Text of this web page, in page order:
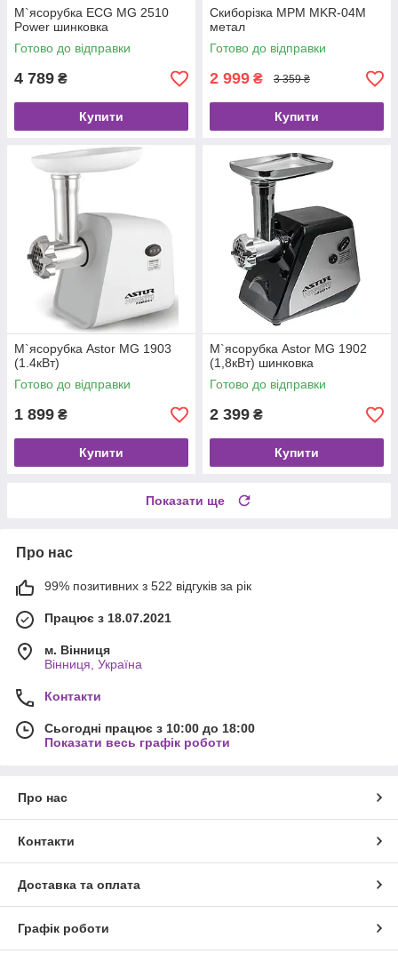
М`ясорубка ECG MG 2510
Power шинковка
Готово до відправки
4 789 ₴
Купити
Скиборізка MPM MKR-04M
метал
Готово до відправки
2 999 ₴ 3 359 ₴
Купити
М`ясорубка Astor MG 1903
(1.4кВт)
Готово до відправки
1 899 ₴
Купити
М`ясорубка Astor MG 1902
(1,8кВт) шинковка
Готово до відправки
2 399 ₴
Купити
Показати ще
Про нас
99% позитивних з 522 відгуків за рік
Працює з 18.07.2021
м. Вінниця
Вінниця, Україна
Контакти
Сьогодні працює з 10:00 до 18:00
Показати весь графік роботи
Про нас
Контакти
Доставка та оплата
Графік роботи